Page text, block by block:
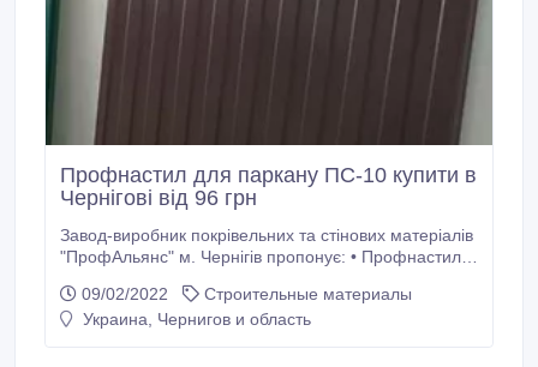
Профнастил для паркану ПС-10 купити в
Чернігові від 96 грн
Завод-виробник покрівельних та стінових матеріалів
"ПрофАльянс" м. Чернігів пропонує: • Профнастил
лист), • Металевий штакетник, • Добірний елемент
стандартний та нестандартний • Трубу профільну
09/02/2022
Строительные материалы
Украина, Чернигов и область